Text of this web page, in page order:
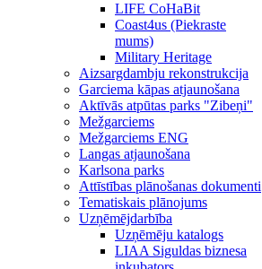
LIFE CoHaBit
Coast4us (Piekraste
mums)
Military Heritage
Aizsargdambju rekonstrukcija
Garciema kāpas atjaunošana
Aktīvās atpūtas parks "Zibeņi"
Mežgarciems
Mežgarciems ENG
Langas atjaunošana
Karlsona parks
Attīstības plānošanas dokumenti
Tematiskais plānojums
Uzņēmējdarbība
Uzņēmēju katalogs
LIAA Siguldas biznesa